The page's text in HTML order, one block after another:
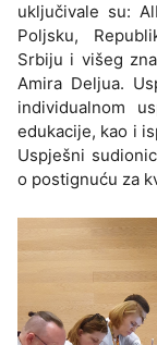
uključivale su:
Poljsku,
Srbiju i višeg
Amira Deljua.
individualnom
edukacije, kao i
Uspješni
o postignuću za